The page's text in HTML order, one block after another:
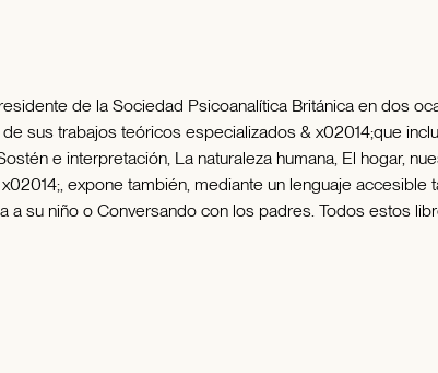
de la Sociedad Psicoanalítica Británica en dos
sus trabajos teóricos especializados & x02014;que
e interpretación, La naturaleza humana, El hogar,
expone también, mediante un lenguaje
su niño o Conversando con los padres. Todos estos